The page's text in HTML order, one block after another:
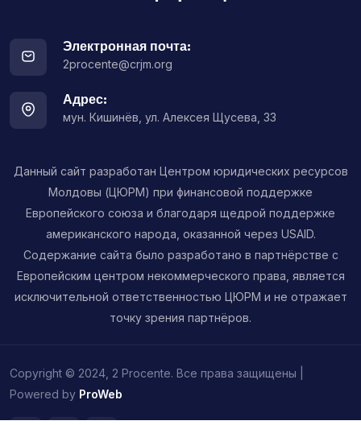
Электронная почта:
2procente@crjm.org
Адрес:
мун. Кишинёв, ул. Алексея Щусева, 33
Данный сайт разработан Центром юридических ресурсов
Молдовы (ЦЮРМ) при финансовой поддержке
Европейского союза и благодаря щедрой поддержке
американского народа, оказанной через USAID.
Содержание сайта было разработано в партнёрстве с
Европейским центром некоммерческого права, является
исключительной ответственностью ЦЮРМ и не отражает
точку зрения партнёров.
Copyright © 2024, 2 Procente. Все права защищены |
Powered by ProWeb